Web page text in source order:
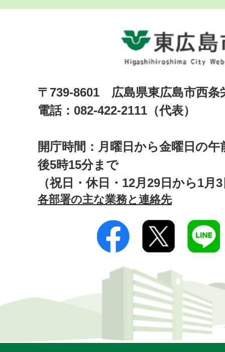
〒739-8601 広島県東広島市西
電話：082-422-2111（代表）
開庁時間：月曜日から金曜日の午
後5時15分まで
（祝日・休日・12月29日から1月
各部署の主な業務と連絡先